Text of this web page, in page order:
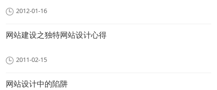
2012-01-16
网站建设之独特网站设计心得
2011-02-15
网站设计中的陷阱